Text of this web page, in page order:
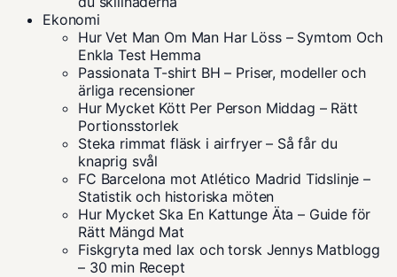
Ekonomi
Hur Vet Man Om Man Har Löss – Symtom Och
Enkla Test Hemma
Passionata T-shirt BH – Priser, modeller och
ärliga recensioner
Hur Mycket Kött Per Person Middag – Rätt
Portionsstorlek
Steka rimmat fläsk i airfryer – Så får du
knaprig svål
FC Barcelona mot Atlético Madrid Tidslinje –
Statistik och historiska möten
Hur Mycket Ska En Kattunge Äta – Guide för
Rätt Mängd Mat
Fiskgryta med lax och torsk Jennys Matblogg
– 30 min Recept